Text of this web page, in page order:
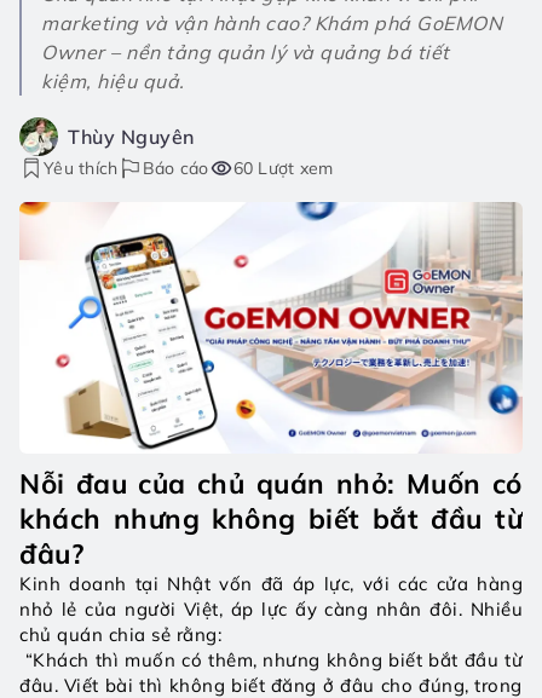
marketing và vận hành cao? Khám phá GoEMON
Owner – nền tảng quản lý và quảng bá tiết
kiệm, hiệu quả.
Thùy Nguyên
Yêu thích Báo cáo 60 Lượt xem
Nỗi đau của chủ quán nhỏ: Muốn có
khách nhưng không biết bắt đầu từ
đâu?
Kinh doanh tại Nhật vốn đã áp lực, với các cửa hàng
nhỏ lẻ của người Việt, áp lực ấy càng nhân đôi. Nhiều
chủ quán chia sẻ rằng:
đâu. Viết bài thì không biết đăng ở đâu cho đúng, trong